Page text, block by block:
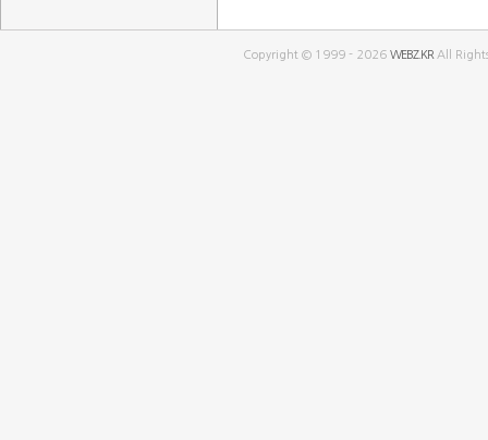
Copyright © 1999 - 2026WEBZ.KR All